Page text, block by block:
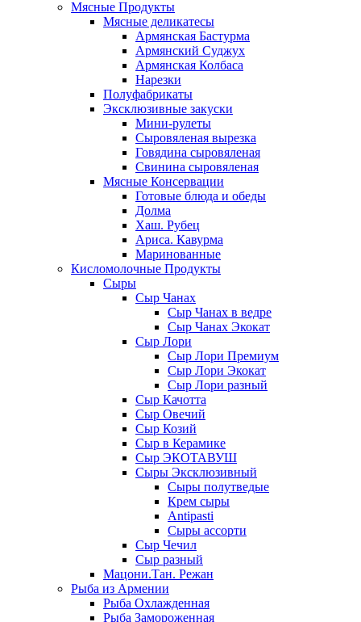
Мясные Продукты
Мясные деликатесы
Армянская Бастурма
Армянский Суджух
Армянская Колбаса
Нарезки
Полуфабрикаты
Эксклюзивные закуски
Мини-рулеты
Сыровяленая вырезка
Говядина сыровяленая
Свинина сыровяленая
Мясные Консервации
Готовые блюда и обеды
Долма
Хаш. Рубец
Ариса. Кавурма
Маринованные
Кисломолочные Продукты
Сыры
Сыр Чанах
Сыр Чанах в ведре
Сыр Чанах Экокат
Сыр Лори
Сыр Лори Премиум
Сыр Лори Экокат
Сыр Лори разный
Сыр Качотта
Сыр Овечий
Сыр Козий
Сыр в Керамике
Сыр ЭКОТАВУШ
Сыры Эксклюзивный
Сыры полутведые
Крем сыры
Antipasti
Сыры ассорти
Сыр Чечил
Сыр разный
Мацони.Тан. Режан
Рыба из Армении
Рыба Охлажденная
Рыба Замороженная